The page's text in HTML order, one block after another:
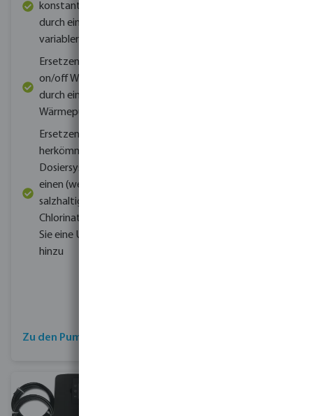
konstanter Leistung
durch eine Pumpe mit
variabler Leistung
Ersetzen Sie eine
on/off Wärmepumpe
durch eine Inverter
Wärmepumpe
Ersetzen Sie ein
herkömmliches
Dosiersystem durch
einen (wenig)
salzhaltigen
Chlorinator und fügen
Sie eine UV-Lampe
hinzu
Zu den Pumpen